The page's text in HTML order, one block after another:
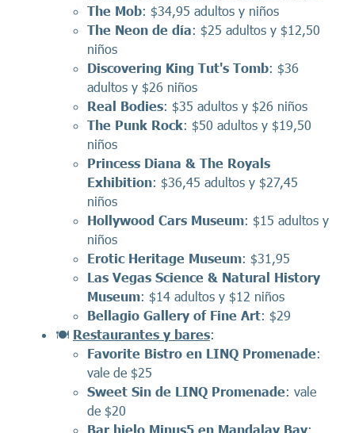
The Mob: $34,95 adultos y niños
The Neon de día: $25 adultos y $12,50
niños
Discovering King Tut's Tomb: $36
adultos y $26 niños
Real Bodies: $35 adultos y $26 niños
The Punk Rock: $50 adultos y $19,50
niños
Princess Diana & The Royals
Exhibition: $36,45 adultos y $27,45
niños
Hollywood Cars Museum: $15 adultos y
niños
Erotic Heritage Museum: $31,95
Las Vegas Science & Natural History
Museum: $14 adultos y $12 niños
Bellagio Gallery of Fine Art: $29
🍽️ Restaurantes y bares:
Favorite Bistro en LINQ Promenade:
vale de $25
Sweet Sin de LINQ Promenade: vale
de $20
Bar hielo Minus5 en Mandalay Bay: